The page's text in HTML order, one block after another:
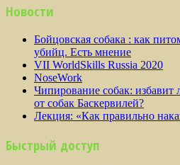
Новости
Бойцовская собака : как
убийц. Есть мнение
VII WorldSkills Russia 2020
NoseWork
Чипирование собак: избавит
от собак Баскервилей?
Лекция: «Как правильно
Быстрый доступ